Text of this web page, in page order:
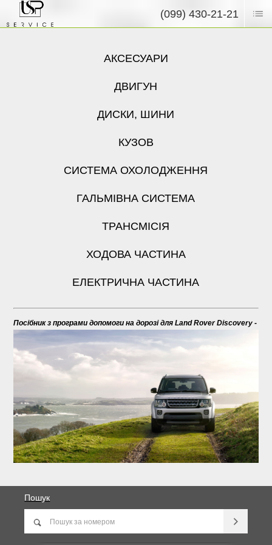
(099) 430-21-21
АКСЕСУАРИ
ДВИГУН
ДИСКИ, ШИНИ
КУЗОВ
СИСТЕМА ОХОЛОДЖЕННЯ
ГАЛЬМІВНА СИСТЕМА
ТРАНСМІСІЯ
ХОДОВА ЧАСТИНА
ЕЛЕКТРИЧНА ЧАСТИНА
Посібник з програми допомоги на дорозі для Land Rover Discovery -
Пошук